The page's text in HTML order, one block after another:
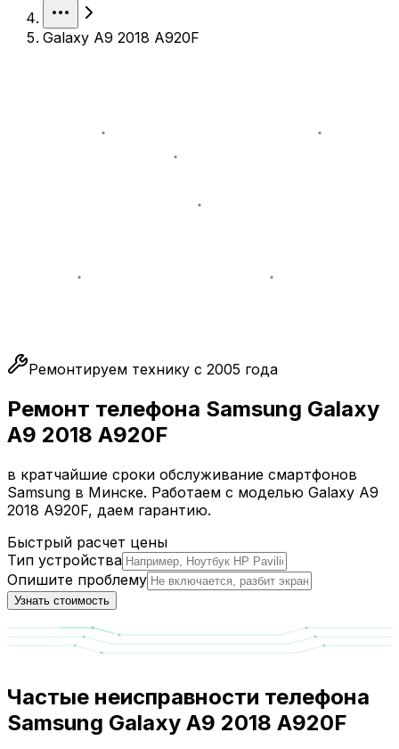
Galaxy A9 2018 A920F
Ремонтируем технику с 2005 года
Ремонт телефона Samsung Galaxy
A9 2018 A920F
в кратчайшие сроки обслуживание смартфонов
Samsung в Минске. Работаем с моделью Galaxy A9
2018 A920F, даем гарантию.
Быстрый расчет цены
Тип устройства
Опишите проблему
Узнать стоимость
Частые неисправности телефона
Samsung Galaxy A9 2018 A920F